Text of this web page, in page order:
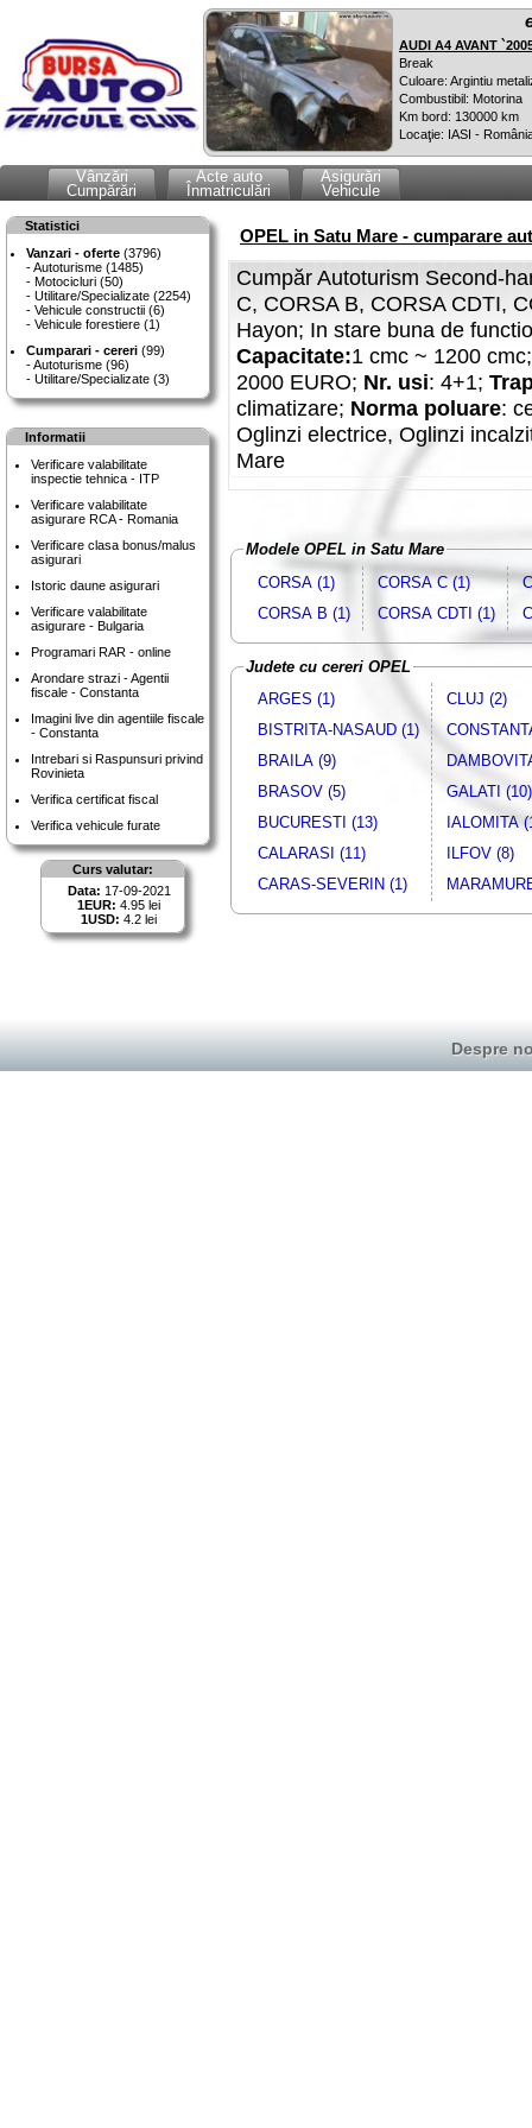
AUDI A4 AVANT
Break
Culoare: Argintiu
Combustibil: Motorina
Km bord: 130000 km
Locaţie: IASI -
Vânzări
Cumpărări
Acte auto
Înmatriculări
Asigurări
Vehicule
Statistici
Vanzari - oferte (3796)
Autoturisme (1485)
Motocicluri (50)
Utilitare/Specializate (2254)
Vehicule constructii (6)
Vehicule forestiere (1)
Cumparari - cereri (99)
Autoturisme (96)
Utilitare/Specializate (3)
Informatii
Verificare valabilitate
inspectie tehnica - ITP
Verificare valabilitate
asigurare RCA - Romania
Verificare clasa bonus/malus
asigurari
Istoric daune asigurari
Verificare valabilitate
asigurare - Bulgaria
Programari RAR - online
Arondare strazi - Agentii
fiscale - Constanta
Imagini live din agentiile fiscale
- Constanta
Intrebari si Raspunsuri privind
Rovinieta
Verifica certificat fiscal
Verifica vehicule furate
Curs valutar:
Data: 17-09-2021
1EUR: 4.95 lei
1USD: 4.2 lei
OPEL in Satu Mare - cumparare
Cumpăr Autoturism Second-
C, CORSA B, CORSA CDTI,
Hayon; In stare buna de
Capacitate:1 cmc ~ 1200
2000 EURO; Nr. usi: 4+1;
climatizare; Norma poluare:
Oglinzi electrice, Oglinzi
Mare
Modele OPEL in Satu Mare
CORSA (1)
CORSA B (1)
CORSA C (1)
CORSA CDTI (1)
Judete cu cereri OPEL
ARGES (1)
BISTRITA-NASAUD (1)
BRAILA (9)
BRASOV (5)
BUCURESTI (13)
CALARASI (11)
CARAS-SEVERIN (1)
CLUJ (2)
GALATI (10)
IALOMITA
ILFOV (8)
Despre